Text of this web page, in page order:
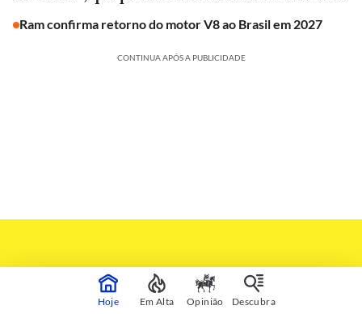
Ram confirma retorno do motor V8 ao Brasil em 2027
CONTINUA APÓS A PUBLICIDADE
Hoje Em Alta Opinião Descubra